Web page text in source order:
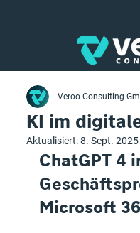
KI im
Veroo Consulting
Aktualisiert:8. Sept. 2025
ChatGPT 4
Microsoft